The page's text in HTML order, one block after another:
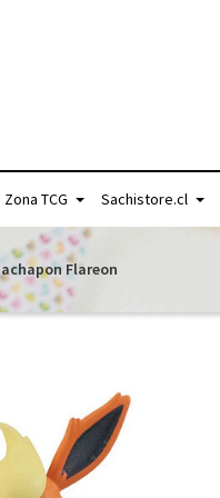
Zona TCG Sachistore.cl
Flareon